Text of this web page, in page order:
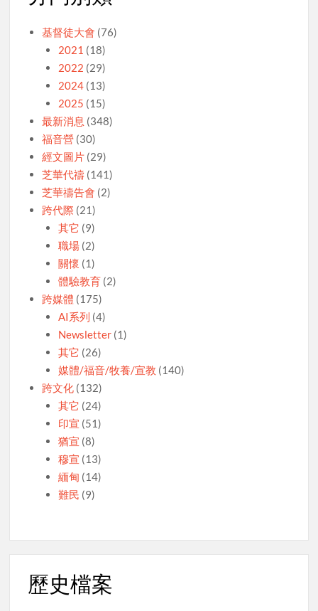
基督徒大會 (76)
2021 (18)
2022 (29)
2024(13)
2025 (15)
最新消息 (348)
福音營 (30)
經文圖片 (29)
芝華代禱 (141)
芝華禱告會 (2)
跨代際 (21)
其它 (9)
職場(2)
關懷 (1)
體驗教育(2)
跨媒體 (175)
AI系列 (4)
Newsletter(1)
其它 (26)
媒體/福音/牧養/宣教 (140)
跨文化 (132)
其它 (24)
印宣 (51)
猶宣 (8)
穆宣 (13)
緬甸 (14)
難民 (9)
歷史檔案